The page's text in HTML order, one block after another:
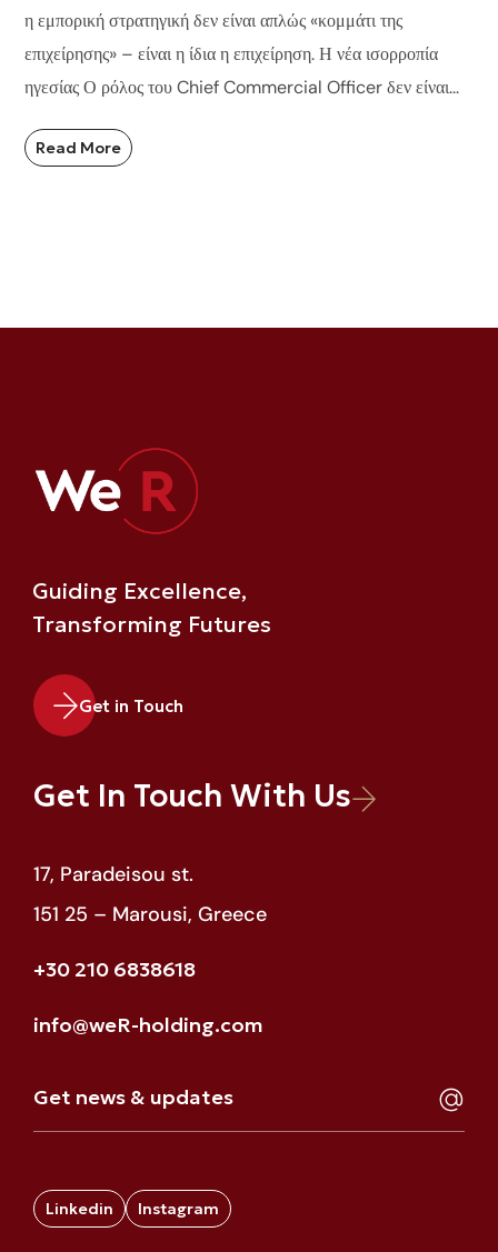
η εμπορική στρατηγική δεν είναι απλώς «κομμάτι της
επιχείρησης» – είναι η ίδια η επιχείρηση. Η νέα ισορροπία
ηγεσίας Ο ρόλος του Chief Commercial Officer δεν είναι...
Read More
Guiding Excellence,
Transforming Futures
Get in Touch
Get In Touch With Us
17, Paradeisou st.
151 25 – Marousi, Greece
+30 210 6838618
info@weR-holding.com
Linkedin Instagram